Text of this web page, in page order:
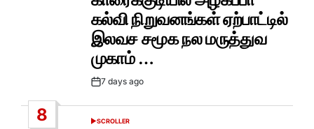
கல்வி நிறுவனங்கள் ஏற்பாட்டில்
இலவச சமூக நல மருத்துவ
முகாம் …
Post7 days ago
8
POSTED
SCROLLER